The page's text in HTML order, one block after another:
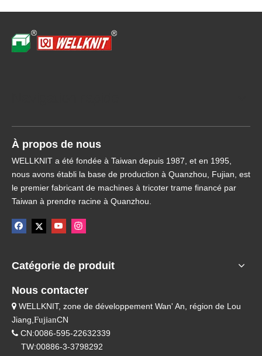
À propos de nous
WELLKNIT a été fondée à Taiwan depuis 1987, et en 1995,
nous avons établi la base de production à Quanzhou, Fujian, est
le premier fabricant de machines à tricoter trame financé par
Taiwan à prendre racine à Quanzhou.
Catégorie de produit
Nous contacter
 WELLKNIT, zone de développement Wan' An, région de Lou
Jiang,FujianCN
 CN:0086-595-22632339
TW:00886-3-3798292